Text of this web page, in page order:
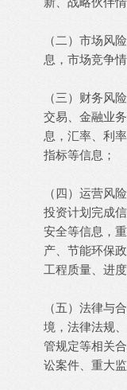
（二）市场风
息，市场竞争
（三）财务风
交易、金融业
息，汇率、利
指标等信息；
（四）运营风
投资计划完成
安全等信息，
产、节能环保
工程质量、进
（五）法律与
境，法律法规
管规定等相关
讼案件、重大